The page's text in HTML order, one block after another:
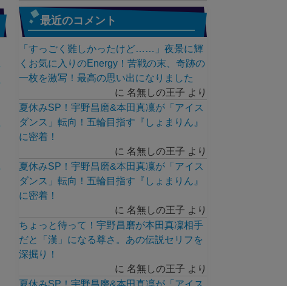
最近のコメント
「すっごく難しかったけど……」夜景に輝
くお気に入りのEnergy！苦戦の末、奇跡の
一枚を激写！最高の思い出になりました
に 名無しの王子 より
夏休みSP！宇野昌磨&本田真凜が「アイス
ダンス」転向！五輪目指す『しょまりん』
に密着！
に 名無しの王子 より
夏休みSP！宇野昌磨&本田真凜が「アイス
ダンス」転向！五輪目指す『しょまりん』
に密着！
に 名無しの王子 より
ちょっと待って！宇野昌磨が本田真凜相手
だと「漢」になる尊さ。あの伝説セリフを
深掘り！
に 名無しの王子 より
夏休みSP！宇野昌磨&本田真凜が「アイス